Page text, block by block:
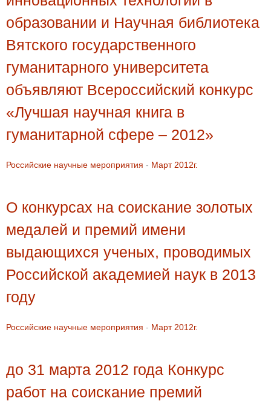
образовании и Научная библиотека
Вятского государственного
гуманитарного университета
объявляют Всероссийский конкурс
«Лучшая научная книга в
гуманитарной сфере – 2012»
Российские научные мероприятия - Март 2012г.
О конкурсах на соискание золотых
медалей и премий имени
выдающихся ученых, проводимых
Российской академией наук в 2013
году
Российские научные мероприятия - Март 2012г.
до 31 марта 2012 года Конкурс
работ на соискание премий